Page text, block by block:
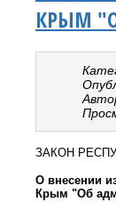
КРЫМ
Автор:
ЗАКОН
О внесении
Крым "Об